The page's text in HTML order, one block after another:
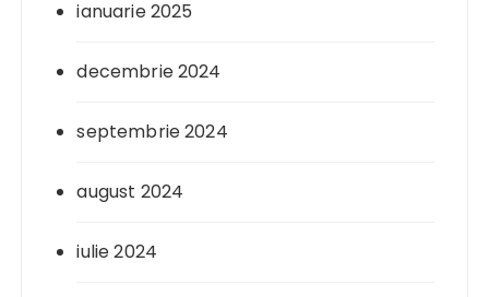
ianuarie 2025
decembrie 2024
septembrie 2024
august 2024
iulie 2024